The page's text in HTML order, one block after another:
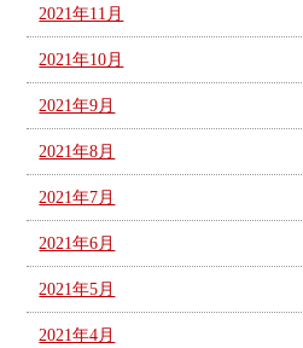
2021年11月
2021年10月
2021年9月
2021年8月
2021年7月
2021年6月
2021年5月
2021年4月